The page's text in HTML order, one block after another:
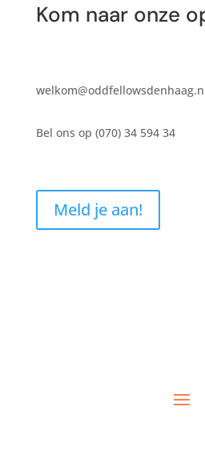
Kom naar onze
Bel ons op (070) 34 594 34
Meld je aan!